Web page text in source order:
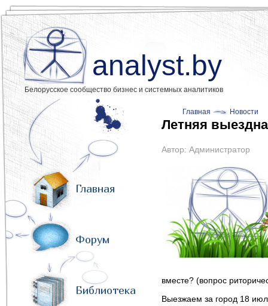
analyst.by
Белорусское сообщество бизнес и системных аналитиков
Главная
Форум
Библиотека
Главная Новости
Летняя
Автор: Администратор
вместе? (вопрос
Выезжаем за город 18